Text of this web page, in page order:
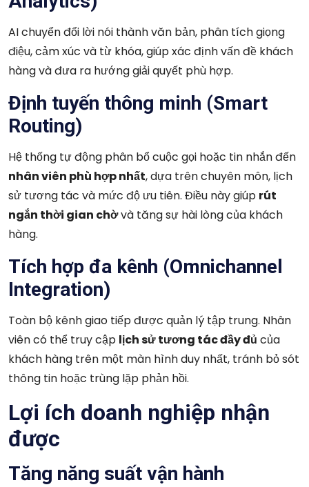
AI chuyển đổi lời nói thành văn bản, phân tích giọng
điệu, cảm xúc và từ khóa, giúp xác định vấn đề khách
hàng và đưa ra hướng giải quyết phù hợp.
Định tuyến thông minh (Smart
Routing)
Hệ thống tự động phân bổ cuộc gọi hoặc tin nhắn đến
nhân viên phù hợp nhất, dựa trên chuyên môn, lịch
sử tương tác và mức độ ưu tiên. Điều này giúp rút
ngắn thời gian chờvà tăng sự hài lòng của khách
hàng.
Tích hợp đa kênh (Omnichannel
Integration)
Toàn bộ kênh giao tiếp được quản lý tập trung. Nhân
viên có thể truy cập lịch sử tương tác đầy đủ của
khách hàng trên một màn hình duy nhất, tránh bỏ sót
thông tin hoặc trùng lặp phản hồi.
Lợi ích doanh nghiệp nhận
được
Tăng năng suất vận hành